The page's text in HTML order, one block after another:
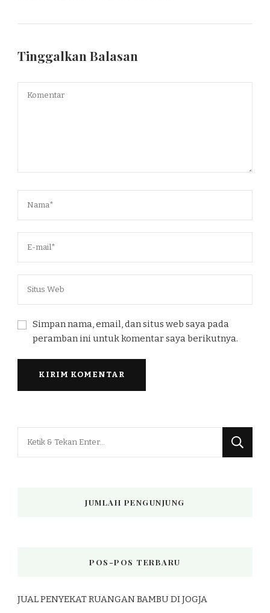
Tinggalkan Balasan
Simpan nama, email, dan situs web saya pada
peramban ini untuk komentar saya berikutnya.
JUMLAH PENGUNJUNG
POS-POS TERBARU
JUAL PENYEKAT RUANGAN BAMBU DI JOGJA